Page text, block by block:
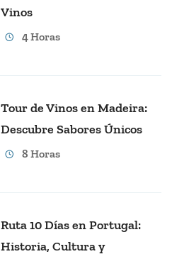
Vinos
4 Horas
Tour de Vinos en Madeira:
Descubre Sabores Únicos
8 Horas
Ruta 10 Días en Portugal:
Historia, Cultura y